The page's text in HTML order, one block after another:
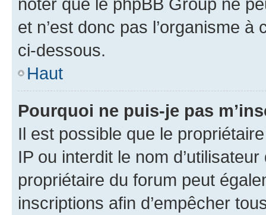
et n’est donc pas l’organisme
ci-dessous.
Haut
Pourquoi ne puis-je pas
Il est possible que le
IP ou interdit le nom
propriétaire du forum peut
inscriptions afin d’empêcher